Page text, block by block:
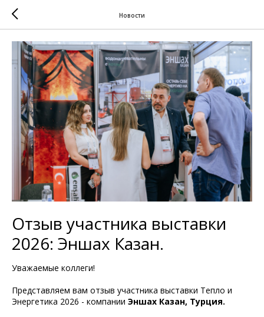
Новости
Отзыв участника выставки
2026: Эншах Казан.
Уважаемые коллеги!
Представляем вам отзыв участника выставки Тепло и
Энергетика 2026 - компании Эншах Казан, Турция.